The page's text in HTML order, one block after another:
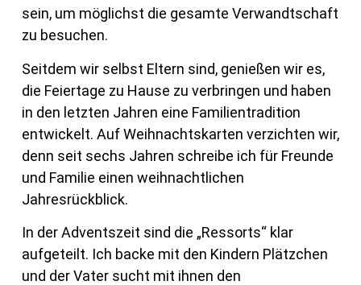
sein, um möglichst die gesamte Verwandtschaft
zu besuchen.
Seitdem wir selbst Eltern sind, genießen wir es,
die Feiertage zu Hause zu verbringen und haben
in den letzten Jahren eine Familientradition
entwickelt. Auf Weihnachtskarten verzichten wir,
denn seit sechs Jahren schreibe ich für Freunde
und Familie einen weihnachtlichen
Jahresrückblick.
In der Adventszeit sind die „Ressorts“ klar
aufgeteilt. Ich backe mit den Kindern Plätzchen
und der Vater sucht mit ihnen den